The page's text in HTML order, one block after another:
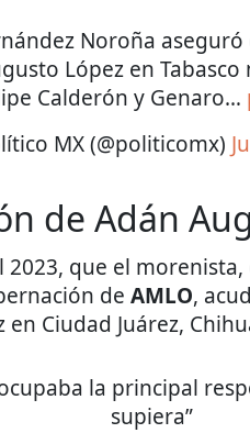
Noroña
López en
Calderón y Genaro…
MX (@politicomx)
de Adán
que el
de AMLO,
Ciudad Juárez,
la principal
supiera”